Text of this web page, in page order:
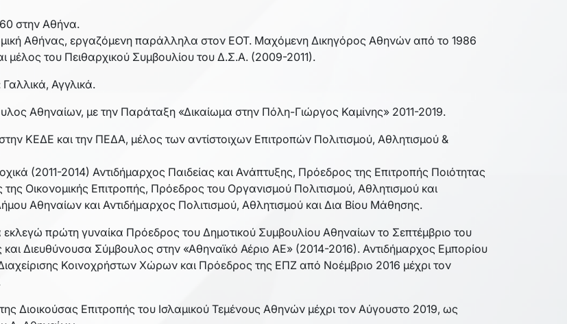
στην Αθήνα.
Αθήνας, εργαζόμενη παράλληλα στον ΕΟΤ. Μαχόμενη Δικηγόρος Αθηνών από το 1986
μέλος του Πειθαρχικού Συμβουλίου του Δ.Σ.Α. (2009-2011).
Αγγλικά.
Αθηναίων, με την Παράταξη «Δικαίωμα στην Πόλη-Γιώργος Καμίνης» 2011-2019.
ΚΕΔΕ και την ΠΕΔΑ, μέλος των αντίστοιχων Επιτροπών Πολιτισμού, Αθλητισμού &
(2011-2014) Αντιδήμαρχος Παιδείας και Ανάπτυξης, Πρόεδρος της Επιτροπής Ποιότητας
Οικονομικής Επιτροπής, Πρόεδρος του Οργανισμού Πολιτισμού, Αθλητισμού και
Αθηναίων και Αντιδήμαρχος Πολιτισμού, Αθλητισμού και Δια Βίου Μάθησης.
εκλεγώ πρώτη γυναίκα Πρόεδρος του Δημοτικού Συμβουλίου Αθηναίων το Σεπτέμβριο του
Διευθύνουσα Σύμβουλος στην «Αθηναϊκό Αέριο ΑΕ» (2014-2016). Αντιδήμαρχος Εμπορίου
Κοινοχρήστων Χώρων και Πρόεδρος της ΕΠΖ από Νοέμβριο 2016 μέχρι τον
Διοικούσας Επιτροπής του Ισλαμικού Τεμένους Αθηνών μέχρι τον Αύγουστο 2019, ως